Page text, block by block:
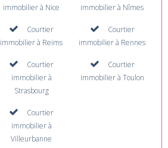
immobilier à Nice
immobilier à Nîmes
Courtier
immobilier à Reims
Courtier
immobilier à Rennes
Courtier
immobilier à
Strasbourg
Courtier
immobilier à Toulon
Courtier
immobilier à
Villeurbanne